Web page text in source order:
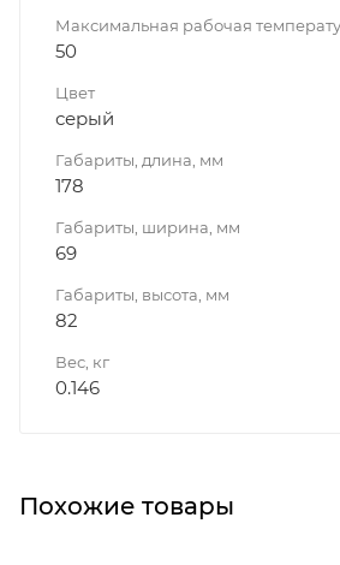
Максимальная рабочая
50
Цвет
серый
Габариты, длина, мм
178
Габариты, ширина, мм
69
Габариты, высота, мм
82
Вес, кг
0.146
Похожие товары